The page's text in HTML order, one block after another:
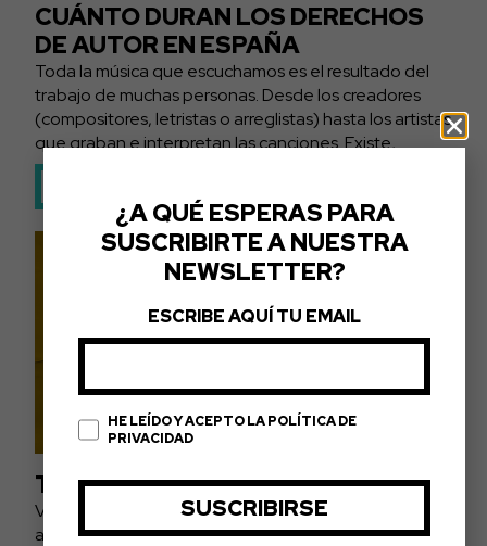
CUÁNTO DURAN LOS DERECHOS
DE AUTOR EN ESPAÑA
Toda la música que escuchamos es el resultado del
trabajo de muchas personas. Desde los creadores
(compositores, letristas o arreglistas) hasta los artistas
que graban e interpretan las canciones. Existe,...
TIPOS DE LICENCIAS MUSICALES
Vamos a entrar en un tema que suele incomodar a los
artistas por los flecos legales que contiene, pero que,
¿A QUÉ ESPERAS PARA
SUSCRIBIRTE A NUESTRA
NEWSLETTER?
ESCRIBE AQUÍ TU EMAIL
HE LEÍDO Y ACEPTO LA POLÍTICA DE
PRIVACIDAD